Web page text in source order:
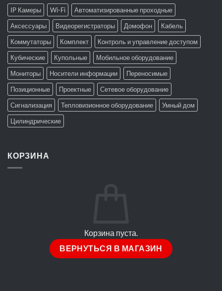
IP Камеры Wi-Fi
Автоматизированные проходные
Аксессуары
Видеорегистраторы Домофон
Кабель
Коммутаторы
Комплект
Контроль и управление доступом
Кубические
Купольные
Мобильное оборудование
Мониторы
Носители информации
Переносимые
Позиционные
Проектные
Сетевое оборудование
Сигнализация
Тепловизионное оборудование
Умный дом
Цилиндрические
КОРЗИНА
Корзина пуста.
ВЕРНУТЬСЯ В МАГАЗИН